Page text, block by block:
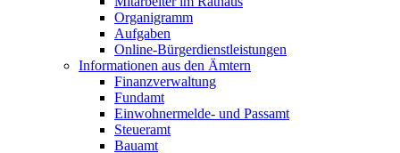
Organigramm
Aufgaben
Online-Bürgerdienstleistungen
Informationen aus den Ämtern
Finanzverwaltung
Fundamt
Einwohnermelde- und Passamt
Steueramt
Bauamt